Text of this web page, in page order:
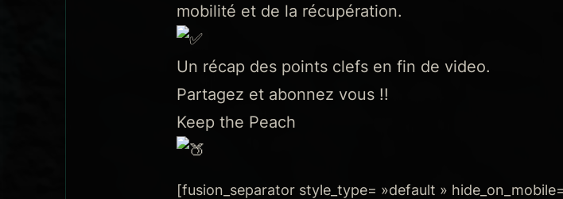
mobilité et de la récupération.
Un récap des points clefs en fin de video.
Partagez et abonnez vous !!
Keep the Peach
[fusion_separator style_type= »default »